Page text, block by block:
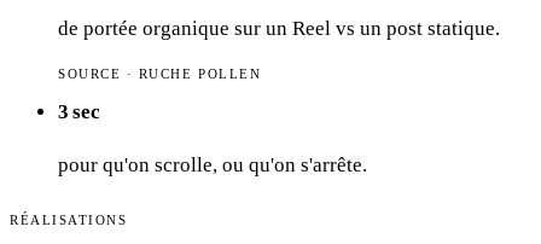
de portée organique sur un Reel vs un post statique.
SOURCE · RUCHE POLLEN
3 sec
pour qu'on scrolle, ou qu'on s'arrête.
RÉALISATIONS